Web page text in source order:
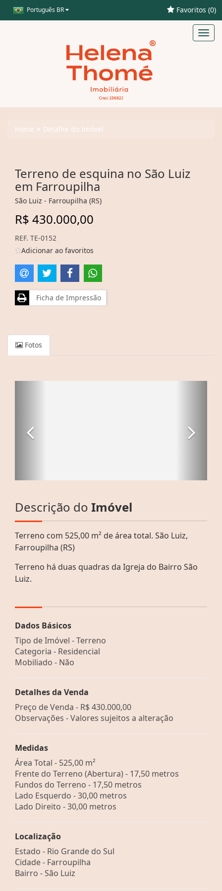
Português BR Favoritos (0)
Home Detalhe do Imóvel
Terreno de esquina no São Luiz
em Farroupilha
São Luiz - Farroupilha (RS)
R$ 430.000,00
REF. TE-0152
Adicionar ao favoritos
Ficha de Impressão
Fotos
Descrição do Imóvel
Terreno com 525,00 m² de área total. São Luiz,
Farroupilha (RS)
Terreno há duas quadras da Igreja do Bairro São
Luiz.
Dados Básicos
Tipo de Imóvel - Terreno
Categoria - Residencial
Mobiliado - Não
Detalhes da Venda
Preço de Venda - R$ 430.000,00
Observações - Valores sujeitos a alteração
Medidas
Área Total - 525,00 m²
Frente do Terreno (Abertura) - 17,50 metros
Fundos do Terreno - 17,50 metros
Lado Esquerdo - 30,00 metros
Lado Direito - 30,00 metros
Localização
Estado - Rio Grande do Sul
Cidade - Farroupilha
Bairro -São Luiz